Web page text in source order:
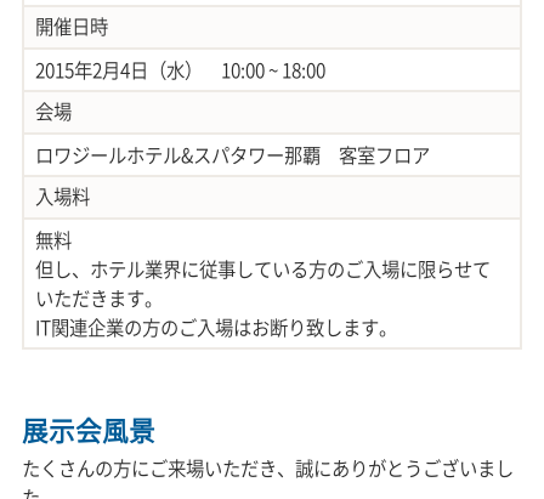
開催日時
2015年2月4日（水） 10:00 ~ 18:00
会場
ロワジールホテル&スパタワー那覇 客室フロア
入場料
無料
但し、ホテル業界に従事している方のご入場に限らせて
いただきます。
IT関連企業の方のご入場はお断り致します。
展示会風景
たくさんの方にご来場いただき、誠にありがとうございまし